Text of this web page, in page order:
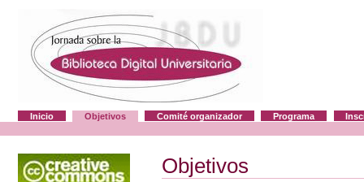
SeccionesInicio Objetivos Comité organizador Programa
Herramientas
Personales
Objetivos